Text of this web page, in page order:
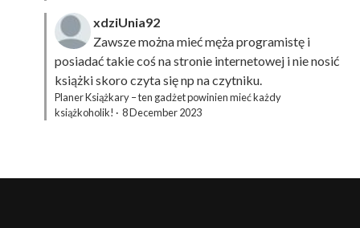
xdziUnia92
Zawsze można mieć męża programistę i
posiadać takie coś na stronie internetowej i nie nosić
książki skoro czyta się np na czytniku.
Planer Książkary – ten gadżet powinien mieć każdy
książkoholik! · 8 December 2023